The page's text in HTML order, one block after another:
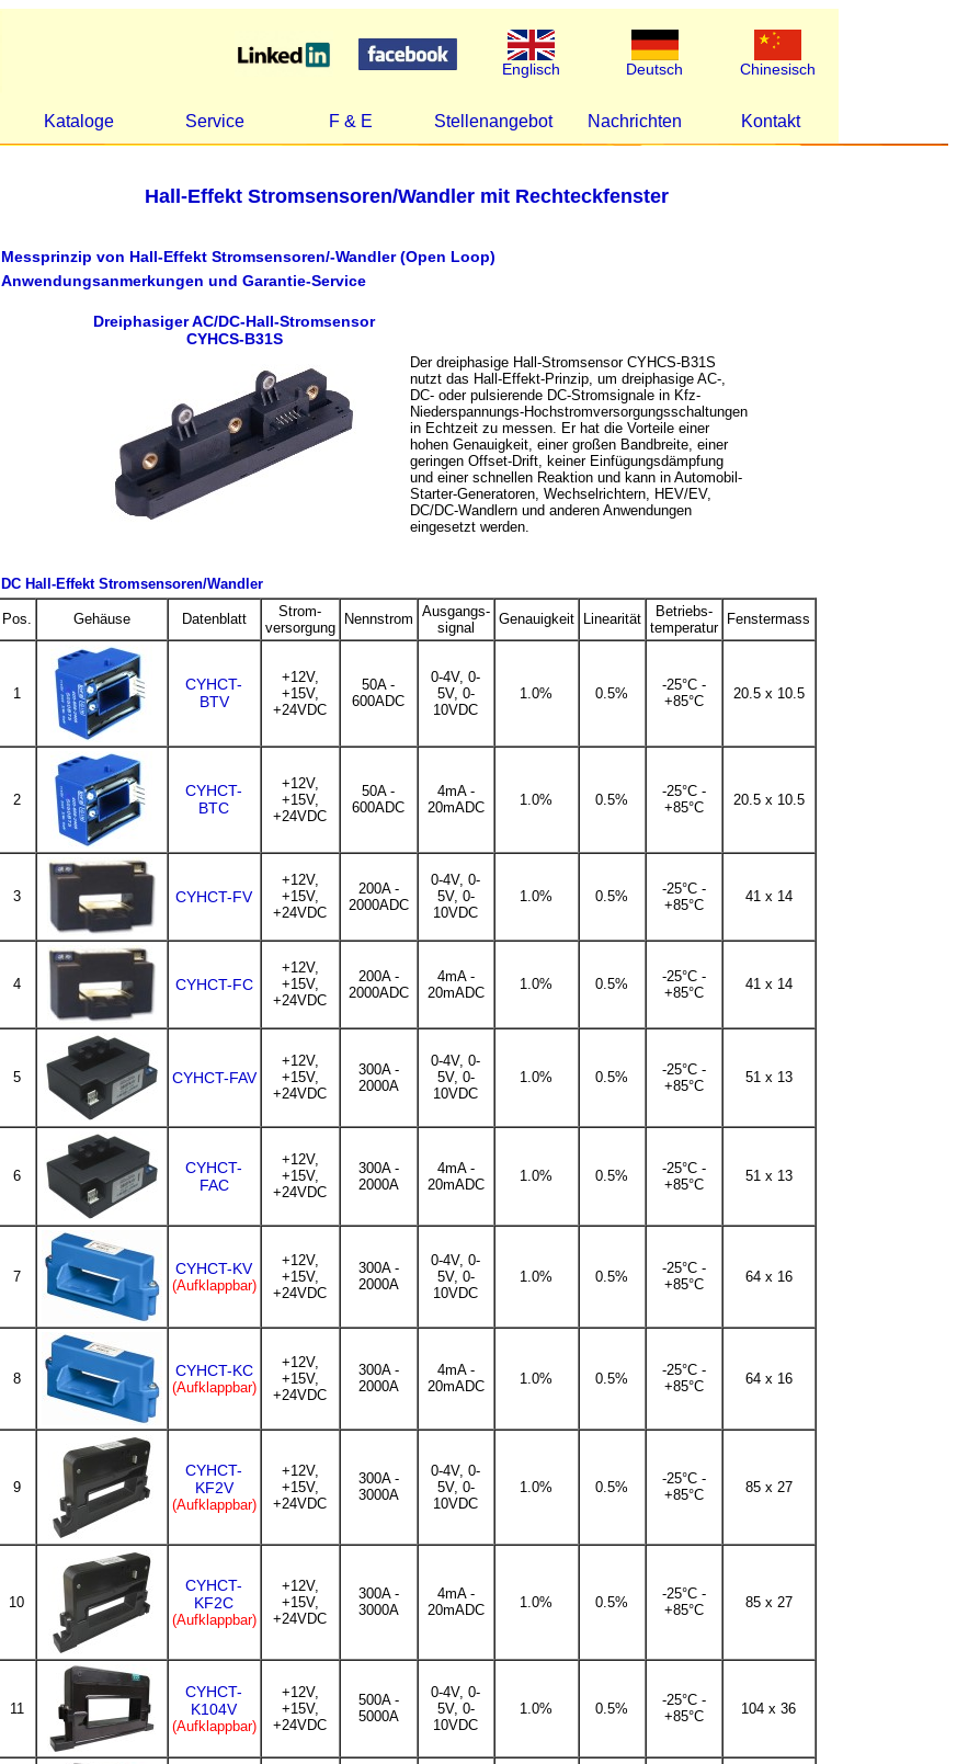
Englisch Deutsch Chinesisch
Kataloge Service F & E Stellenangebot Nachrichten Kontakt
Hall-Effekt Stromsensoren/Wandler mit Rechteckfenster
Messprinzip von Hall-Effekt Stromsensoren/-Wandler (Open Loop)
Anwendungsanmerkungen und Garantie-Service
Dreiphasiger AC/DC-Hall-Stromsensor
CYHCS-B31S
Der dreiphasige Hall-Stromsensor CYHCS-B31S
nutzt das Hall-Effekt-Prinzip, um dreiphasige AC-,
DC- oder pulsierende DC-Stromsignale in Kfz-
Niederspannungs-Hochstromversorgungsschaltungen
in Echtzeit zu messen. Er hat die Vorteile einer
hohen Genauigkeit, einer großen Bandbreite, einer
geringen Offset-Drift, keiner Einfügungsdämpfung
und einer schnellen Reaktion und kann in Automobil-
Starter-Generatoren, Wechselrichtern, HEV/EV,
DC/DC-Wandlern und anderen Anwendungen
eingesetzt werden.
DC Hall-Effekt Stromsensoren/Wandler
Pos. Gehäuse Datenblatt
Strom-
versorgung
Nennstrom Ausgangs-
signal
Genauigkeit Linearität
Betriebs-
temperatur
Fenstermass
1
CYHCT-
BTV
+12V,
+15V,
+24VDC
50A -
600ADC
0-4V, 0-
5V, 0-
10VDC
1.0% 0.5%
-25°C -
+85°C
20.5 x 10.5
2
CYHCT-
BTC
+12V,
+15V,
+24VDC
50A -
600ADC
4mA -
20mADC
1.0% 0.5%
-25°C -
+85°C
20.5 x 10.5
3 CYHCT-FV
+12V,
+15V,
+24VDC
200A -
2000ADC
0-4V, 0-
5V, 0-
10VDC
1.0% 0.5%
-25°C -
+85°C
41 x 14
4 CYHCT-FC
+12V,
+15V,
+24VDC
200A -
2000ADC
4mA -
20mADC
1.0% 0.5%
-25°C -
+85°C
41 x 14
5 CYHCT-FAV
+12V,
+15V,
+24VDC
300A -
2000A
0-4V, 0-
5V, 0-
10VDC
1.0% 0.5%
-25°C -
+85°C
51 x 13
6
CYHCT-
FAC
+12V,
+15V,
+24VDC
300A -
2000A
4mA -
20mADC
1.0% 0.5%
-25°C -
+85°C
51 x 13
7 CYHCT-KV
(Aufklappbar)
+12V,
+15V,
+24VDC
300A -
2000A
0-4V, 0-
5V, 0-
10VDC
1.0% 0.5%
-25°C -
+85°C
64 x 16
8 CYHCT-KC
(Aufklappbar)
+12V,
+15V,
+24VDC
300A -
2000A
4mA -
20mADC
1.0% 0.5%
-25°C -
+85°C
64 x 16
9
CYHCT-
KF2V
(Aufklappbar)
+12V,
+15V,
+24VDC
300A -
3000A
0-4V, 0-
5V, 0-
10VDC
1.0% 0.5%
-25°C -
+85°C
85 x 27
10
CYHCT-
KF2C
(Aufklappbar)
+12V,
+15V,
+24VDC
300A -
3000A
4mA -
20mADC
1.0% 0.5%
-25°C -
+85°C
85 x 27
11
CYHCT-
K104V
(Aufklappbar)
+12V,
+15V,
+24VDC
500A -
5000A
0-4V, 0-
5V, 0-
10VDC
1.0% 0.5%
-25°C -
+85°C
104 x 36